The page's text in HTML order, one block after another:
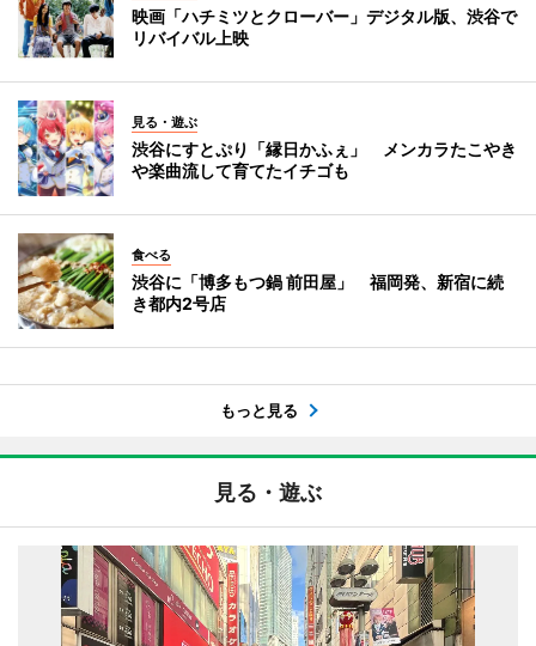
映画「ハチミツとクローバー」デジタル版、渋谷で
リバイバル上映
見る・遊ぶ
渋谷にすとぷり「縁日かふぇ」 メンカラたこやき
や楽曲流して育てたイチゴも
食べる
渋谷に「博多もつ鍋 前田屋」 福岡発、新宿に続
き都内2号店
もっと見る
見る・遊ぶ